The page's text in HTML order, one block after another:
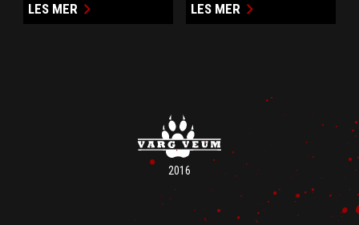
LES MER LES MER
2016